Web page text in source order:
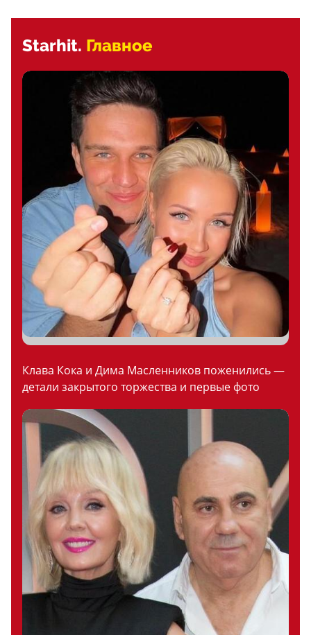
Starhit. Главное
Клава Кока и Дима Масленников поженились —
детали закрытого торжества и первые фото